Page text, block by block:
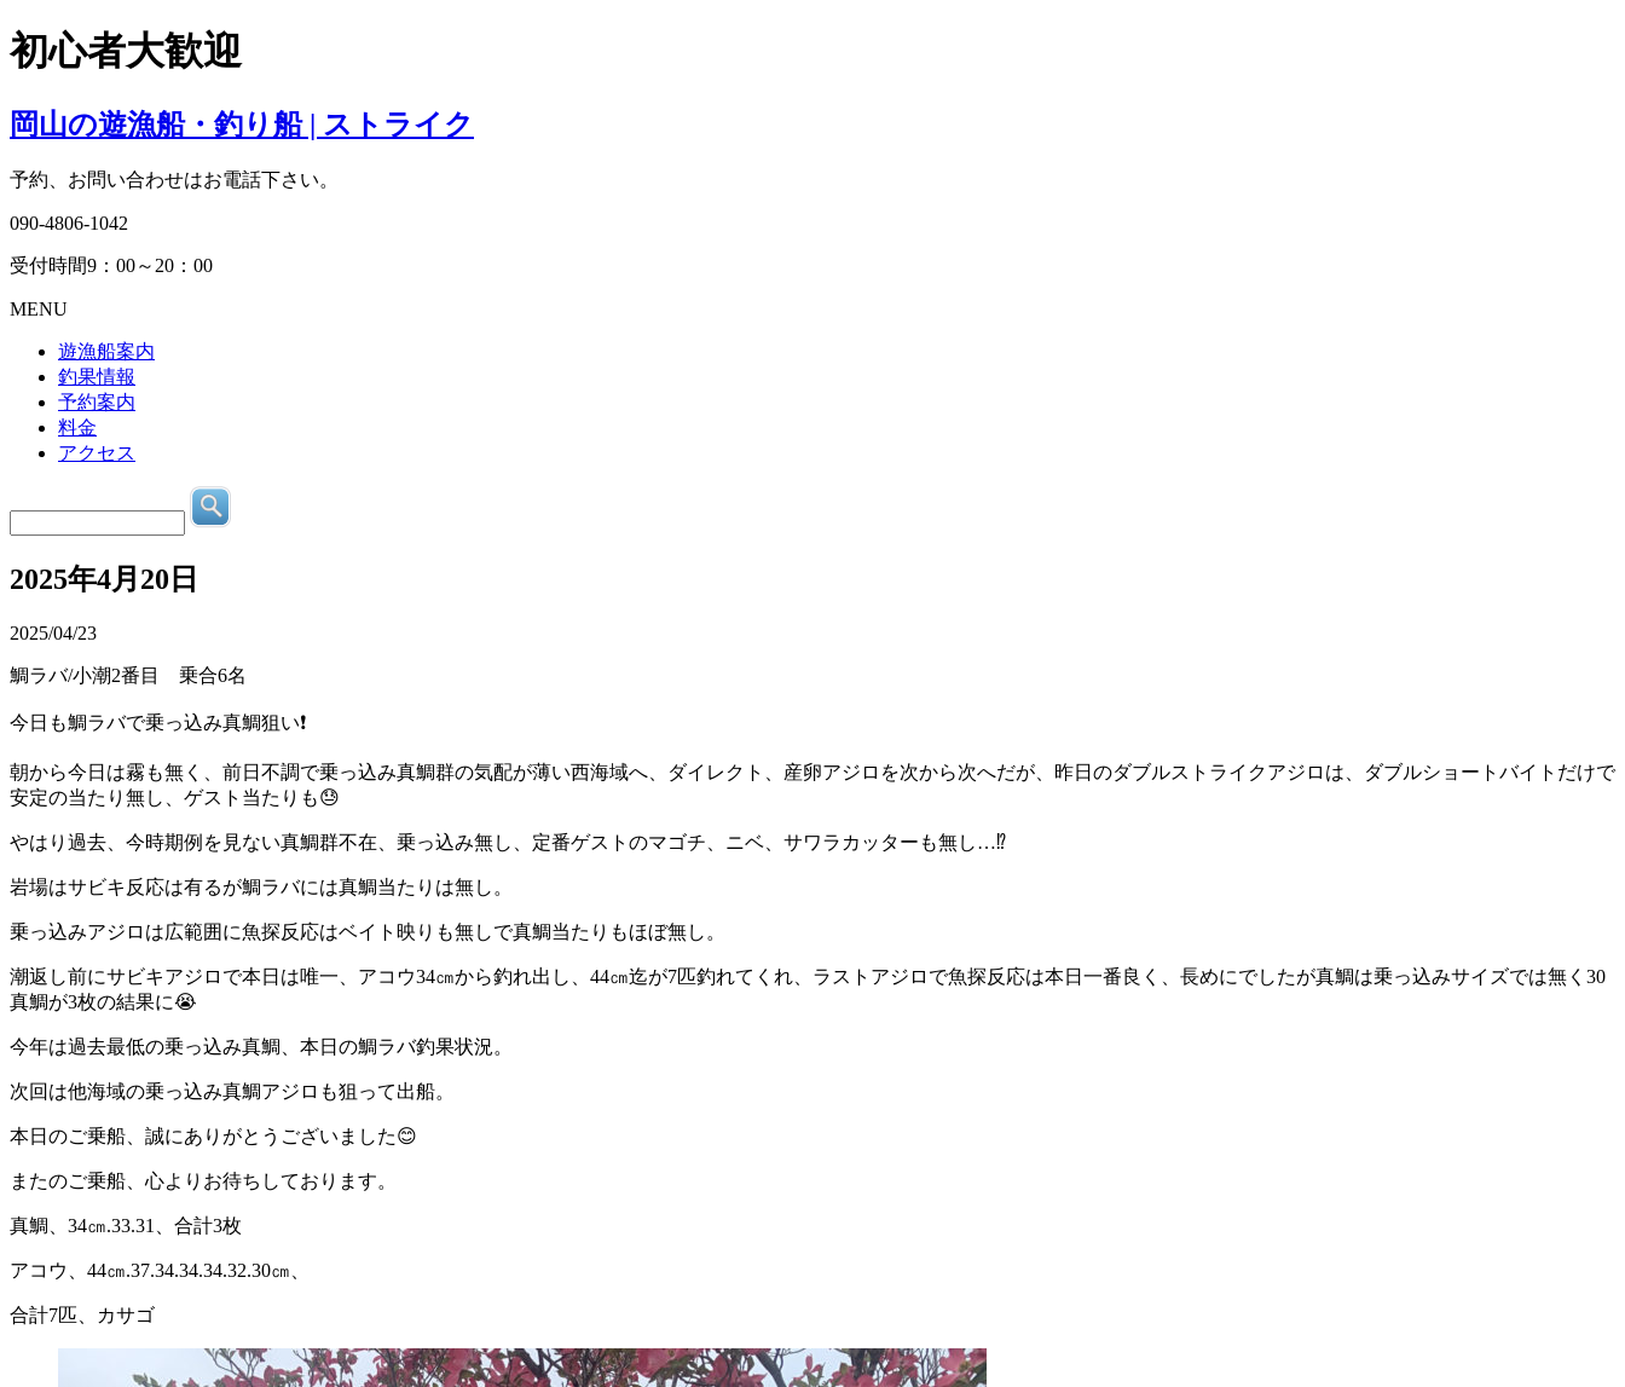
初心者大歓迎
岡山の遊漁船・釣り船 | ストライク
予約、お問い合わせはお電話下さい。
090-4806-1042
受付時間9：00～20：00
MENU
遊漁船案内
釣果情報
予約案内
料金
アクセス
2025年4月20日
2025/04/23
鯛ラバ/小潮2番目 乗合6名
今日も鯛ラバで乗っ込み真鯛狙い❗️
朝から今日は霧も無く、前日不調で乗っ込み真鯛群の気配が薄い西海域へ、ダイレクト、産卵アジロを次から次へだが、昨日のダブルストライクアジロは、ダブルショートバイトだけで
安定の当たり無し、ゲスト当たりも😓
やはり過去、今時期例を見ない真鯛群不在、乗っ込み無し、定番ゲストのマゴチ、ニベ、サワラカッターも無し…⁉️
岩場はサビキ反応は有るが鯛ラバには真鯛当たりは無し。
乗っ込みアジロは広範囲に魚探反応はベイト映りも無しで真鯛当たりもほぼ無し。
潮返し前にサビキアジロで本日は唯一、アコウ34㎝から釣れ出し、44㎝迄が7匹釣れてくれ、ラストアジロで魚探反応は本日一番良く、長めにでしたが真鯛は乗っ込みサイズでは無く30
真鯛が3枚の結果に😭
今年は過去最低の乗っ込み真鯛、本日の鯛ラバ釣果状況。
次回は他海域の乗っ込み真鯛アジロも狙って出船。
本日のご乗船、誠にありがとうございました😊
またのご乗船、心よりお待ちしております。
真鯛、34㎝.33.31、合計3枚
アコウ、44㎝.37.34.34.34.32.30㎝、
合計7匹、カサゴ